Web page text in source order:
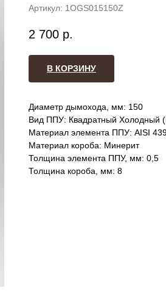
Артикул: 1OGS015150Z
2 700 р.
В КОРЗИНУ
Диаметр дымохода, мм: 150
Вид ППУ: Квадратный Холодный
Материал элемента ППУ: AISI
Материал короба: Минерит
Толщина элемента ППУ, мм: 0,5
Толщина короба, мм: 8